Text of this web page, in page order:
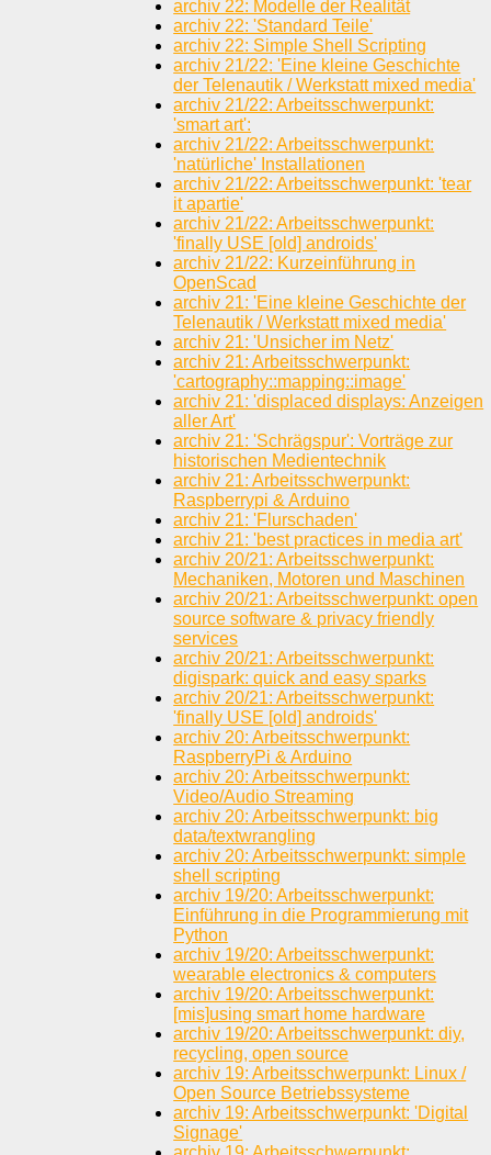
archiv 22: Modelle der Realität
archiv 22: 'Standard Teile'
archiv 22: Simple Shell Scripting
archiv 21/22: 'Eine kleine Geschichte
der Telenautik / Werkstatt mixed media'
archiv 21/22: Arbeitsschwerpunkt:
'smart art':
archiv 21/22: Arbeitsschwerpunkt:
'natürliche' Installationen
archiv 21/22: Arbeitsschwerpunkt: 'tear
it apartie'
archiv 21/22: Arbeitsschwerpunkt:
'finally USE [old] androids'
archiv 21/22: Kurzeinführung in
OpenScad
archiv 21: 'Eine kleine Geschichte der
Telenautik / Werkstatt mixed media'
archiv 21: 'Unsicher im Netz'
archiv 21: Arbeitsschwerpunkt:
'cartography::mapping::image'
archiv 21: 'displaced displays: Anzeigen
aller Art'
archiv 21: 'Schrägspur': Vorträge zur
historischen Medientechnik
archiv 21: Arbeitsschwerpunkt:
Raspberrypi & Arduino
archiv 21: 'Flurschaden'
archiv 21: 'best practices in media art'
archiv 20/21: Arbeitsschwerpunkt:
Mechaniken, Motoren und Maschinen
archiv 20/21: Arbeitsschwerpunkt: open
source software & privacy friendly
services
archiv 20/21: Arbeitsschwerpunkt:
digispark: quick and easy sparks
archiv 20/21: Arbeitsschwerpunkt:
'finally USE [old] androids'
archiv 20: Arbeitsschwerpunkt:
RaspberryPi & Arduino
archiv 20: Arbeitsschwerpunkt:
Video/Audio Streaming
archiv 20: Arbeitsschwerpunkt: big
data/textwrangling
archiv 20: Arbeitsschwerpunkt: simple
shell scripting
archiv 19/20: Arbeitsschwerpunkt:
Einführung in die Programmierung mit
Python
archiv 19/20: Arbeitsschwerpunkt:
wearable electronics & computers
archiv 19/20: Arbeitsschwerpunkt:
[mis]using smart home hardware
archiv 19/20: Arbeitsschwerpunkt: diy,
recycling, open source
archiv 19: Arbeitsschwerpunkt: Linux /
Open Source Betriebssysteme
archiv 19: Arbeitsschwerpunkt: 'Digital
Signage'